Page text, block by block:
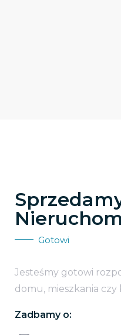
Gotowi
Jesteśmy gotowi
domu, mieszkania czy
Zadbamy o: